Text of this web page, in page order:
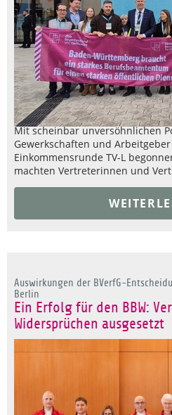
Mit scheinbar unversöhnlichen
Gewerkschaften und
Einkommensrunde TV-L
machten Vertreterinnen und
Auswirkungen der BVerfG-
Berlin
Ein Erfolg für den BBW:
Widersprüchen ausgesetzt